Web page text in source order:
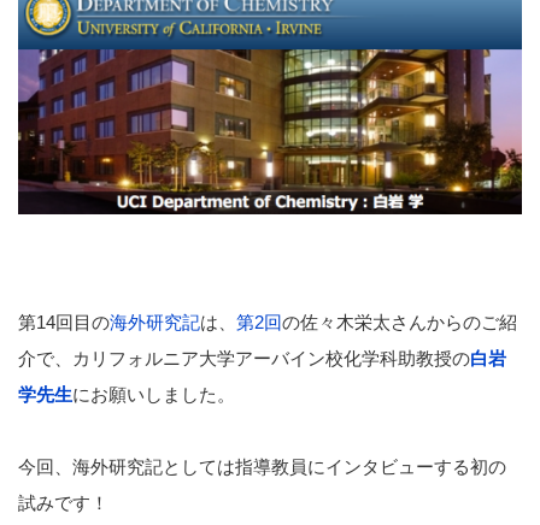
第14回目の海外研究記は、 第2回の佐々木栄太さんからのご紹
介で、カリフォルニア大学アーバイン校化学科助教授の白岩
学先生にお願いしました。
今回、海外研究記としては指導教員にインタビューする初の
試みです！